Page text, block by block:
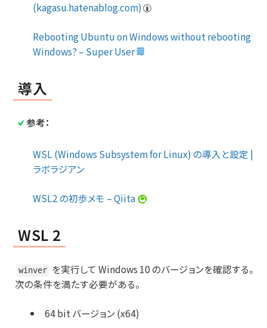
(kagasu.hatenablog.com)
Rebooting Ubuntu on Windows without rebooting
Windows? – Super User
導入
参考：
WSL (Windows Subsystem for Linux) の導入と設定 |
ラボラジアン
WSL2 の初歩メモ – Qiita
WSL 2
winver
を実行して Windows 10 のバージョンを確認する。
次の条件を満たす必要がある。
64 bit バージョン (x64)